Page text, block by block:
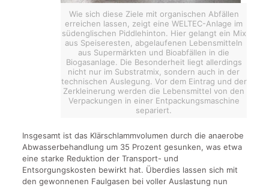
Wie sich diese Ziele mit organischen Abfällen
erreichen lassen, zeigt eine WELTEC-Anlage im
südenglischen Piddlehinton. Hier gelangt ein Mix
aus Speiseresten, abgelaufenen Lebensmitteln
aus Supermärkten und Bioabfällen in die
Biogasanlage. Die Besonderheit liegt allerdings
nicht nur im Substratmix, sondern auch in der
technischen Auslegung. Vor dem Eintrag und der
Zerkleinerung werden die Lebensmittel von den
Verpackungen in einer Entpackungsmaschine
separiert.
Insgesamt ist das Klärschlammvolumen durch die anaerobe
Abwasserbehandlung um 35 Prozent gesunken, was etwa
eine starke Reduktion der Transport- und
Entsorgungskosten bewirkt hat. Überdies lassen sich mit
den gewonnenen Faulgasen bei voller Auslastung nun